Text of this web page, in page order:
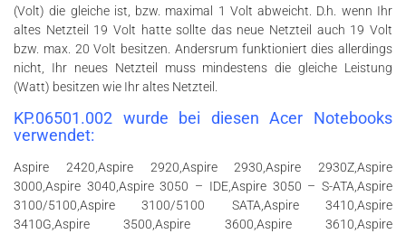
(Volt) die gleiche ist, bzw. maximal 1 Volt abweicht. D.h. wenn Ihr
altes Netzteil 19 Volt hatte sollte das neue Netzteil auch 19 Volt
bzw. max. 20 Volt besitzen. Andersrum funktioniert dies allerdings
nicht, Ihr neues Netzteil muss mindestens die gleiche Leistung
(Watt) besitzen wie Ihr altes Netzteil.
KP.06501.002 wurde bei diesen Acer Notebooks
verwendet:
Aspire 2420,Aspire 2920,Aspire 2930,Aspire 2930Z,Aspire
3000,Aspire 3040,Aspire 3050 – IDE,Aspire 3050 – S-ATA,Aspire
3100/5100,Aspire 3100/5100 SATA,Aspire 3410,Aspire
3410G,Aspire 3500,Aspire 3600,Aspire 3610,Aspire